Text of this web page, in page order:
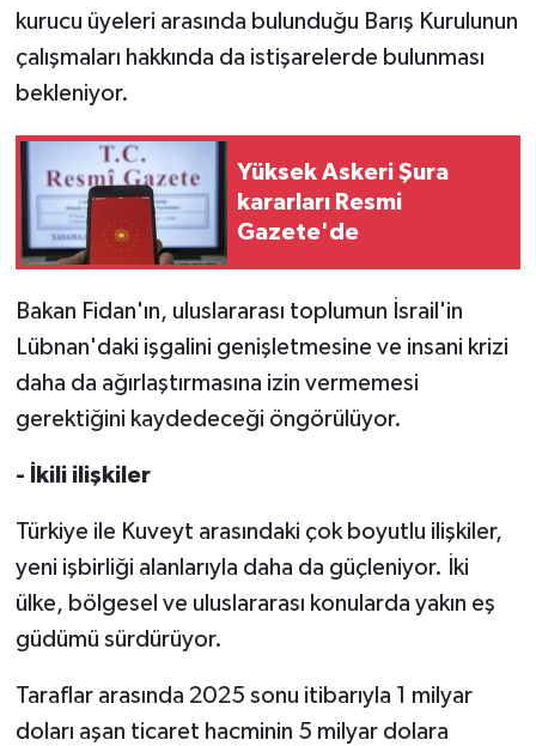
kurucu üyeleri arasında bulunduğu Barış Kurulunun
çalışmaları hakkında da istişarelerde bulunması
bekleniyor.
Yüksek Askeri Şura
kararları Resmi
Gazete'de
Bakan Fidan'ın, uluslararası toplumun İsrail'in
Lübnan'daki işgalini genişletmesine ve insani krizi
daha da ağırlaştırmasına izin vermemesi
gerektiğini kaydedeceği öngörülüyor.
- İkili ilişkiler
Türkiye ile Kuveyt arasındaki çok boyutlu ilişkiler,
yeni işbirliği alanlarıyla daha da güçleniyor. İki
ülke, bölgesel ve uluslararası konularda yakın eş
güdümü sürdürüyor.
Taraflar arasında 2025 sonu itibarıyla 1 milyar
doları aşan ticaret hacminin 5 milyar dolara